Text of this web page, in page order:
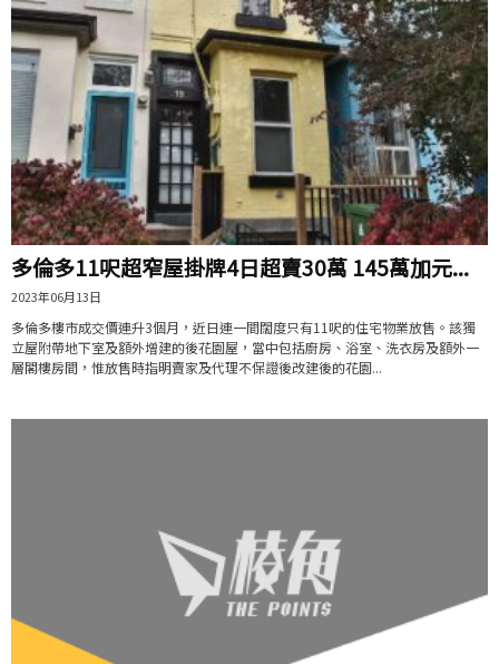
多倫多11呎超窄屋掛牌4日超賣30萬 145萬加元...
2023年06月13日
多倫多樓市成交價連升3個月，近日連一間闊度只有11呎的住宅物業放售。該獨
立屋附帶地下室及額外增建的後花園屋，當中包括廚房、浴室、洗衣房及額外一
層閣樓房間，惟放售時指明賣家及代理不保證後改建後的花園...